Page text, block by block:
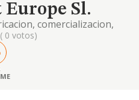
Sl.
comercializacion,
exportacion,
vehiculos de motor, asi
repuestos y
de marcas
de...
( 0 votos)